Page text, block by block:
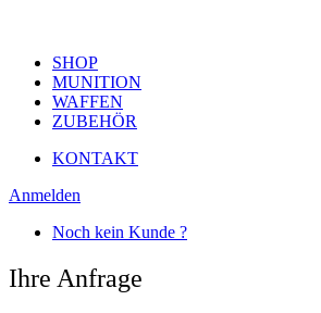
SHOP
MUNITION
WAFFEN
ZUBEHÖR
KONTAKT
Anmelden
Noch kein Kunde ?
Ihre Anfrage